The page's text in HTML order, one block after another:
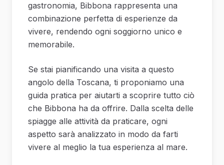
gastronomia, Bibbona rappresenta una
combinazione perfetta di esperienze da
vivere, rendendo ogni soggiorno unico e
memorabile.
Se stai pianificando una visita a questo
angolo della Toscana, ti proponiamo una
guida pratica per aiutarti a scoprire tutto ciò
che Bibbona ha da offrire. Dalla scelta delle
spiagge alle attività da praticare, ogni
aspetto sarà analizzato in modo da farti
vivere al meglio la tua esperienza al mare.